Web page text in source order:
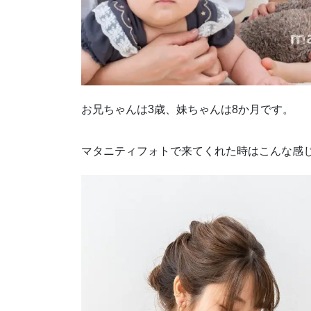
お兄ちゃんは3歳、妹ちゃんは8か月です。
マタニティフォトで来てくれた時はこんな感